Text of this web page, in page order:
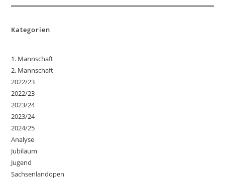
Kategorien
1. Mannschaft
2. Mannschaft
2022/23
2022/23
2023/24
2023/24
2024/25
Analyse
Jubiläum
Jugend
Sachsenlandopen